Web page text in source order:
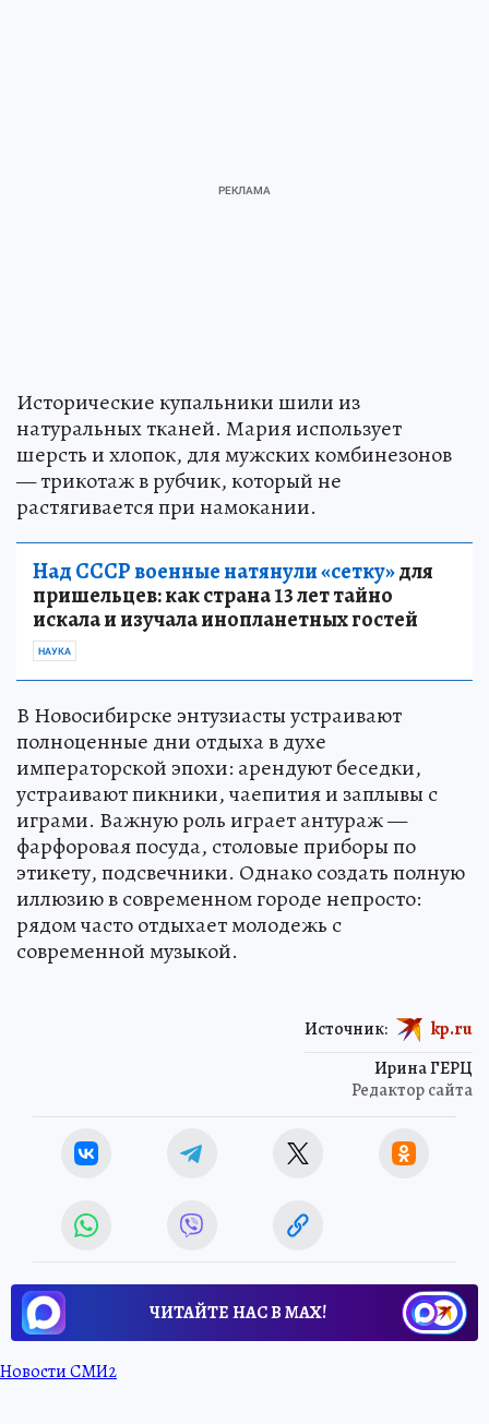
Исторические купальники шили из
натуральных тканей. Мария использует
шерсть и хлопок, для мужских комбинезонов
— трикотаж в рубчик, который не
растягивается при намокании.
Над СССР военные натянули «сетку»для
пришельцев: как страна 13 лет тайно
искала и изучала инопланетных гостей
НАУКА
В Новосибирске энтузиасты устраивают
полноценные дни отдыха в духе
императорской эпохи: арендуют беседки,
устраивают пикники, чаепития и заплывы с
играми. Важную роль играет антураж —
фарфоровая посуда, столовые приборы по
этикету, подсвечники. Однако создать полную
иллюзию в современном городе непросто:
рядом часто отдыхает молодежь с
современной музыкой.
Ирина ГЕРЦ
Редактор сайта
Источник: kp.ru
ЧИТАЙТЕ НАС В МАХ!
Новости СМИ2